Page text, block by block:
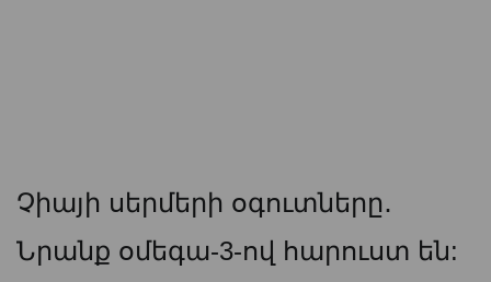
Չիայի սերմերի օգուտները․
Նրանք օմեգա-3-ով հարուստ են: